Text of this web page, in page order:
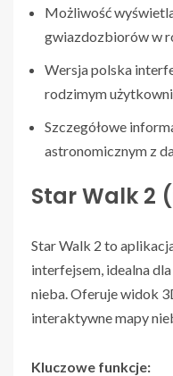
Możliwość
gwiazdozbiorów w
Wersja polska
rodzimym
Szczegółowe
astronomicznym z
Star Walk 2
Star Walk 2 to
interfejsem, idealna
nieba. Oferuje widok
interaktywne mapy
Kluczowe funkcje: